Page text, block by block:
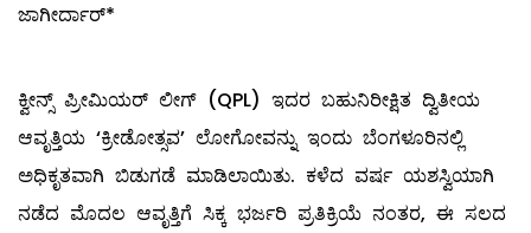
ಜಾಗೀರ್ದಾರ್*
ಕ್ವೀನ್ಸ್ ಪ್ರೀಮಿಯರ್ ಲೀಗ್ (QPL) ಇದರ ಬಹುನಿರೀಕ್ಷಿತ ದ್ವಿತೀಯ
ಆವೃತ್ತಿಯ ‘ಕ್ರೀಡೋತ್ಸವ’ ಲೋಗೋವನ್ನು ಇಂದು ಬೆಂಗಳೂರಿನಲ್ಲಿ
ಅಧಿಕೃತವಾಗಿ ಬಿಡುಗಡೆ ಮಾಡಿಲಾಯಿತು. ಕಳೆದ ವರ್ಷ ಯಶಸ್ವಿಯಾಗಿ
ನಡೆದ ಮೊದಲ ಆವೃತ್ತಿಗೆ ಸಿಕ್ಕ ಭರ್ಜರಿ ಪ್ರತಿಕ್ರಿಯೆ ನಂತರ, ಈ ಸಲದ